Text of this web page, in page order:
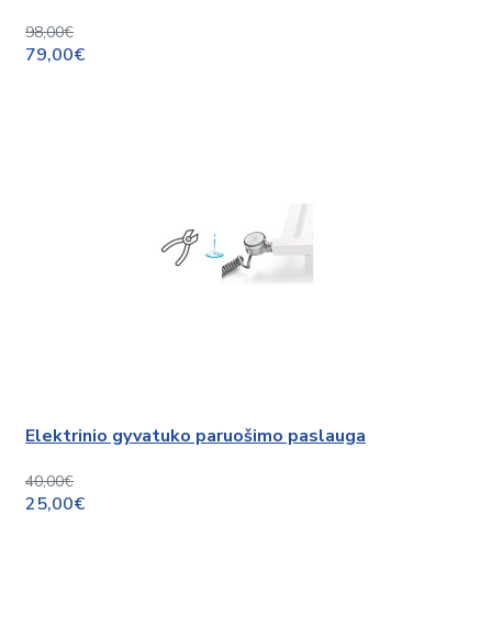
98,00€
79,00€
Elektrinio gyvatuko paruošimo paslauga
40,00€
25,00€